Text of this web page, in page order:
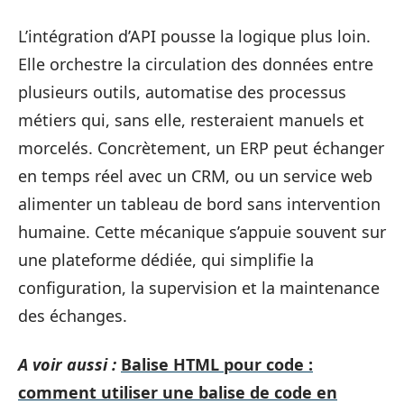
L’intégration d’API pousse la logique plus loin.
Elle orchestre la circulation des données entre
plusieurs outils, automatise des processus
métiers qui, sans elle, resteraient manuels et
morcelés. Concrètement, un ERP peut échanger
en temps réel avec un CRM, ou un service web
alimenter un tableau de bord sans intervention
humaine. Cette mécanique s’appuie souvent sur
une plateforme dédiée, qui simplifie la
configuration, la supervision et la maintenance
des échanges.
A voir aussi : Balise HTML pour code :
comment utiliser une balise de code en